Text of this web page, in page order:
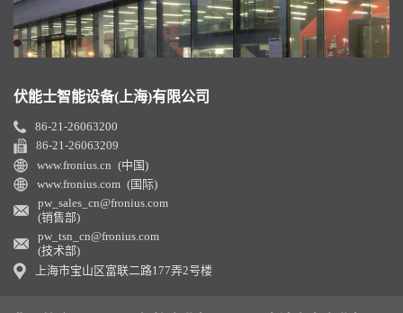
伏能士智能设备(上海)有限公司
86-21-26063200
86-21-26063209
www.fronius.cn (中国)
www.fronius.com (国际)
pw_sales_cn@fronius.com
(销售部)
pw_tsn_cn@fronius.com
(技术部)
上海市宝山区富联二路177弄2号楼